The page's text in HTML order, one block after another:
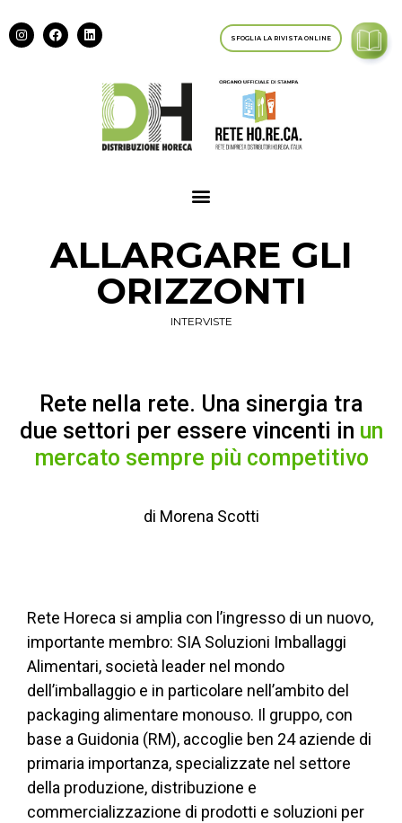
SFOGLIA LA RIVISTA ONLINE
ALLARGARE GLI
ORIZZONTI
INTERVISTE
Rete nella rete. Una sinergia tra
due settori per essere vincenti in un
mercato sempre più competitivo
di Morena Scotti
Rete Horeca si amplia con l’ingresso di un nuovo,
importante membro: SIA Soluzioni Imballaggi
Alimentari, società leader nel mondo
dell’imballaggio e in particolare nell’ambito del
packaging alimentare monouso. Il gruppo, con
base a Guidonia (RM), accoglie ben 24 aziende di
primaria importanza, specializzate nel settore
della produzione, distribuzione e
commercializzazione di prodotti e soluzioni per